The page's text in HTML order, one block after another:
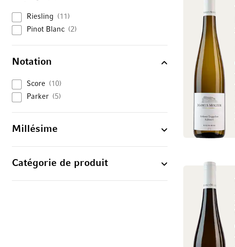
Riesling
11
Pinot Blanc
2
Notation
Score
10
Parker
5
Millésime
Catégorie de produit